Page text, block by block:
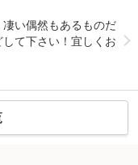
い偶然もあるものだ
て下さい！宜しくお